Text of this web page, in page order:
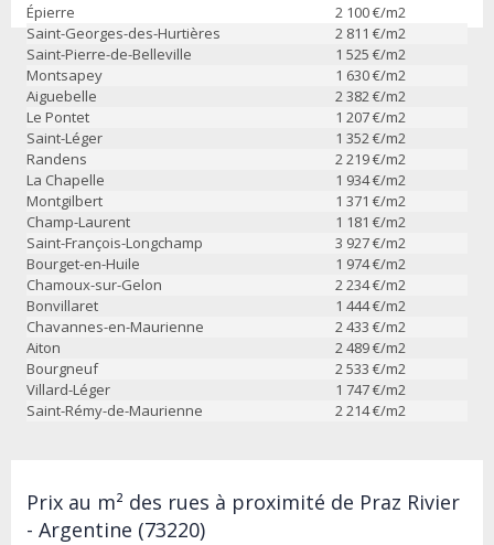
Épierre 2 100€/m2
Saint-Georges-des-Hurtières
2 811 €/m2
Saint-Pierre-de-Belleville
1 525 €/m2
Montsapey
1 630€/m2
Aiguebelle
2 382 €/m2
Le Pontet
1 207€/m2
Saint-Léger
1 352 €/m2
Randens
2 219€/m2
La Chapelle
1 934€/m2
Montgilbert
1 371 €/m2
Champ-Laurent
1 181 €/m2
Saint-François-Longchamp
3 927€/m2
Bourget-en-Huile
1 974€/m2
Chamoux-sur-Gelon
2 234€/m2
Bonvillaret
1 444€/m2
Chavannes-en-Maurienne
2 433 €/m2
Aiton
2 489€/m2
Bourgneuf
2 533 €/m2
Villard-Léger
1 747€/m2
Saint-Rémy-de-Maurienne
2 214€/m2
Prix au m² des rues à proximité de Praz Rivier
- Argentine (73220)